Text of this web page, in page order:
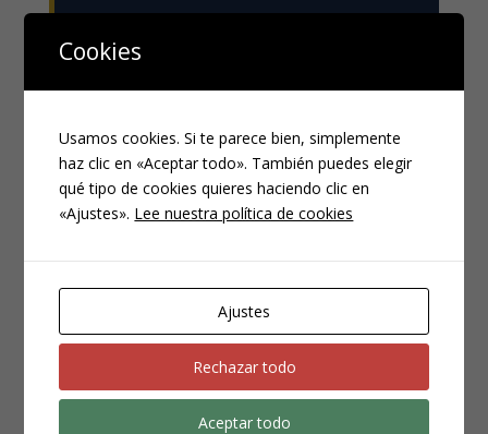
Servicio de economato.
«Los internos podrán adquirir artículos
Establecimiento. Éste y, la cafetería,
funcionarán en horario de mañana y tarde
(2.2.4)
Servicio de peluquería.
Cookies
Usamos cookies. Si te parece bien, simplemente
haz clic en «Aceptar todo». También puedes elegir
qué tipo de cookies quieres haciendo clic en
«Ajustes». Lee nuestra política de cookies
Ajustes
Rechazar todo
Aceptar todo